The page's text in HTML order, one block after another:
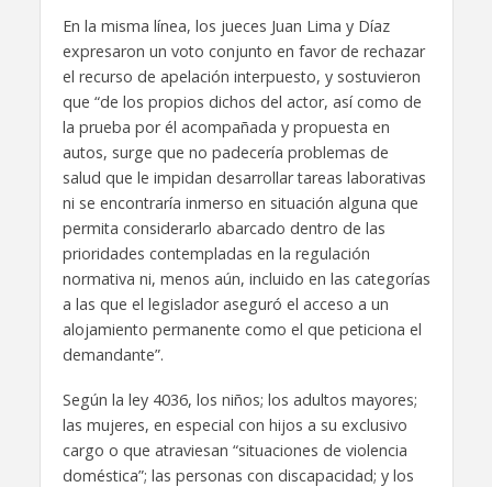
En la misma línea, los jueces Juan Lima y Díaz
expresaron un voto conjunto en favor de rechazar
el recurso de apelación interpuesto, y sostuvieron
que “de los propios dichos del actor, así como de
la prueba por él acompañada y propuesta en
autos, surge que no padecería problemas de
salud que le impidan desarrollar tareas laborativas
ni se encontraría inmerso en situación alguna que
permita considerarlo abarcado dentro de las
prioridades contempladas en la regulación
normativa ni, menos aún, incluido en las categorías
a las que el legislador aseguró el acceso a un
alojamiento permanente como el que peticiona el
demandante”.
Según la ley 4036, los niños; los adultos mayores;
las mujeres, en especial con hijos a su exclusivo
cargo o que atraviesan “situaciones de violencia
doméstica”; las personas con discapacidad; y los